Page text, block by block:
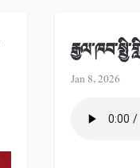
Jan 8, 2026